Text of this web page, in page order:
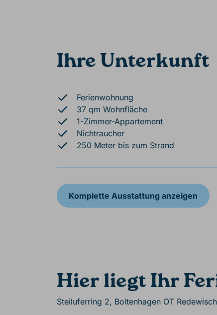
Ihre Unterkunft
Ferienwohnung
37 qm Wohnfläche
1-Zimmer-Appartement
Nichtraucher
250 Meter bis zum Strand
Komplette Ausstattung anzeigen
Hier liegt Ihr
Steiluferring 2, Boltenhagen OT Redewisch